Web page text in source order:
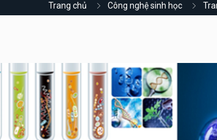
Trang chủ Công nghệ sinh học